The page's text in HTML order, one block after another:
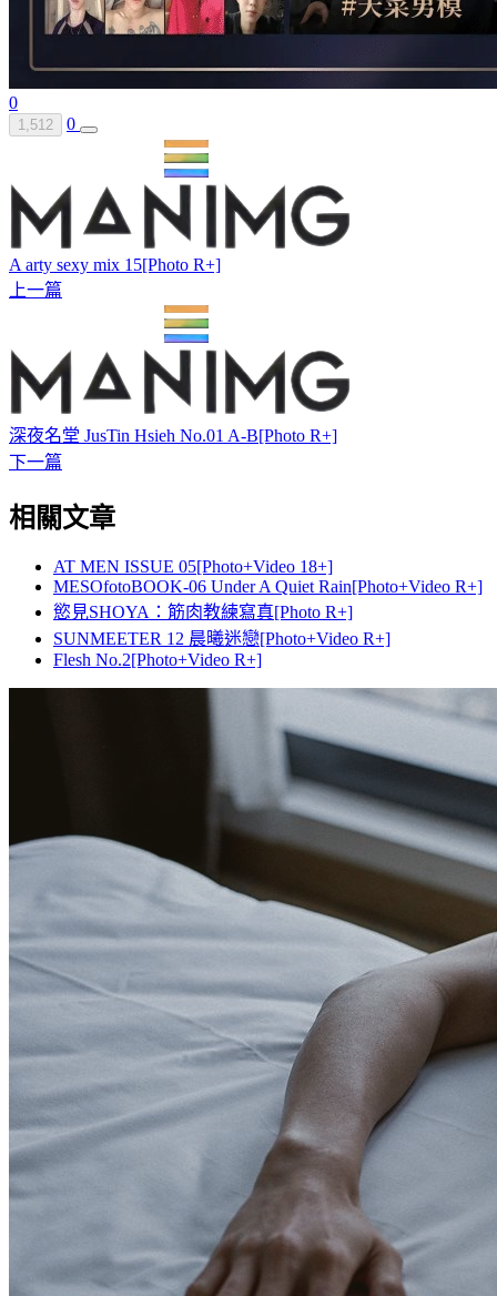
0
1,512 0
A arty sexy mix 15[Photo R+]
上一篇
深夜名堂 JusTin Hsieh No.01 A-B[Photo R+]
下一篇
相關文章
AT MEN ISSUE 05[Photo+Video 18+]
MESOfotoBOOK-06 Under A Quiet Rain[Photo+Video R+]
慾見SHOYA：筋肉教練寫真[Photo R+]
SUNMEETER 12 晨曦迷戀[Photo+Video R+]
Flesh No.2[Photo+Video R+]